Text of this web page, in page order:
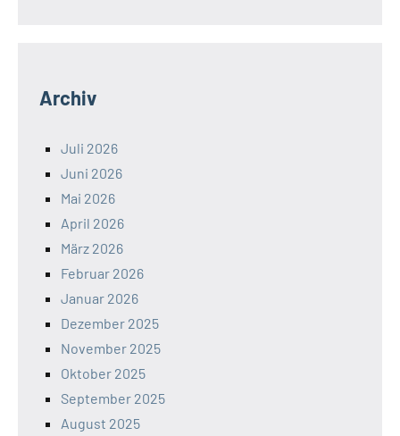
Archiv
Juli 2026
Juni 2026
Mai 2026
April 2026
März 2026
Februar 2026
Januar 2026
Dezember 2025
November 2025
Oktober 2025
September 2025
August 2025